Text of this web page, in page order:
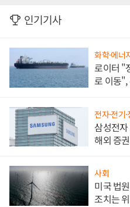
인기기사
화학·에너
로이터 "
로 이동",
전자·전기
삼성전
해외 증
사회
미국 법
조치는